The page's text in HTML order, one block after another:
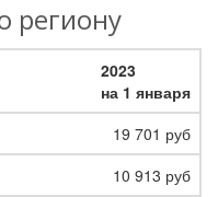
региону
2023
на 1 января
19 701 руб
10 913 руб